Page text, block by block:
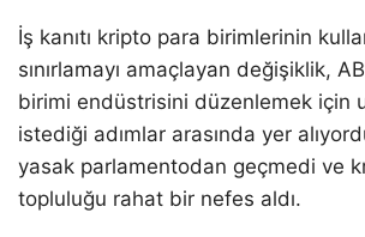
İş kanıtı kripto para birimlerinin
sınırlamayı amaçlayan değişiklik,
birimi endüstrisini düzenlemek için
istediği adımlar arasında yer
yasak parlamentodan geçmedi ve
topluluğu rahat bir nefes aldı.